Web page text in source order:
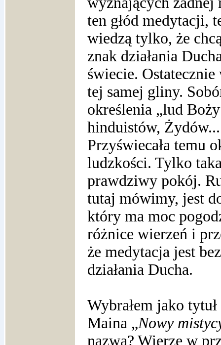
ten głód medytacji,
wiedzą tylko, że
znak działania
świecie.
tej samej gliny.
określenia „lud
hinduistów,
Przyświecała temu
ludzkości. Tylko
prawdziwy pokój.
tutaj mówimy, jest
który ma moc
różnice wierzeń i
że medytacja jest
działania Ducha.
Wybrałem jako
Maina „Nowy
nazwa? Wierzę w